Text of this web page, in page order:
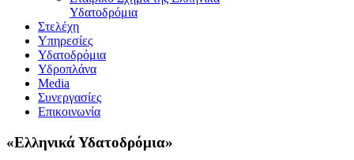
Υδατοδρόμια
Στελέχη
Υπηρεσίες
Υδατοδρόμια
Υδροπλάνα
Media
Συνεργασίες
Επικοινωνία
«Ελληνικά Υδατοδρόμια»